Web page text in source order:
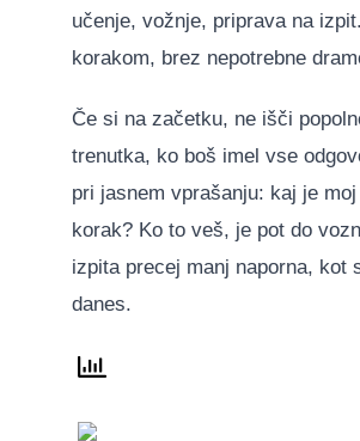
učenje, vožnje, priprava na
korakom, brez nepotrebne
Če si na začetku, ne išči
trenutka, ko boš imel vse
pri jasnem vprašanju: kaj je
korak? Ko to veš, je pot do
izpita precej manj naporna, kot
danes.